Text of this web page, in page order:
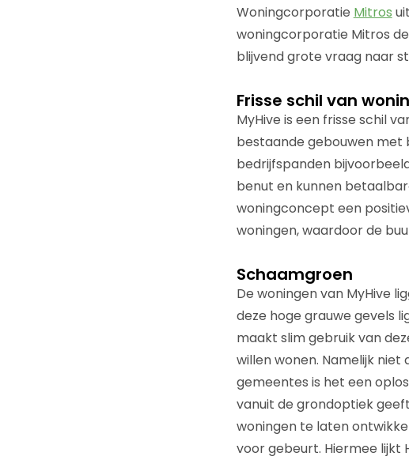
Woningcorporatie Mitros
woningcorporatie Mitros
blijvend grote vraag naar
Frisse schil van
MyHive is een frisse schil
bestaande gebouwen met
bedrijfspanden
benut en kunnen
woningconcept een
woningen, waardoor de
Schaamgroen
De woningen van MyHive
deze hoge grauwe gevels
maakt slim gebruik van
willen wonen. Namelijk niet
gemeentes is het een
vanuit de grondoptiek
woningen te laten
voor gebeurt. Hiermee lijkt